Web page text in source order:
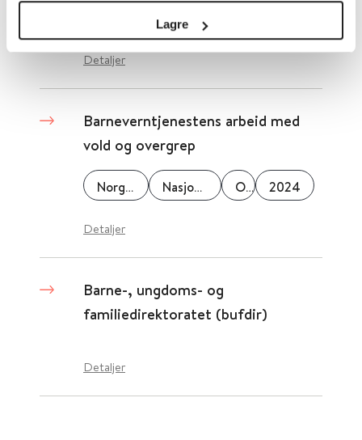
Lagre
Regjeringen.no
Detaljer
Barneverntjenestens arbeid med
vold og overgrep
Norges teknisk-naturvitenskaplige universitet (NTNU) Nasjonalt kunnskapssenter om vold og traumatisk stress (NKVTS) OsloMet 2024
Detaljer
Barne-, ungdoms- og
familiedirektoratet (bufdir)
Detaljer